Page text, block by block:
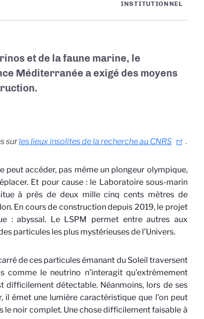
INSTITUTIONNEL
et de la faune marine, le
Méditerranée a exigé des moyens
surles lieux insolites de la recherche au CNRS .
peut accéder, pas même un plongeur olympique,
Et pour cause : le Laboratoire sous-marin
à près de deux mille cinq cents mètres de
En cours de construction depuis 2019, le projet
: abyssal. Le LSPM permet entre autres aux
particules les plus mystérieuses de l’Univers.
de ces particules émanant du Soleil traversent
comme le neutrino n’interagit qu’extrêmement
difficilement détectable. Néanmoins, lors de ses
il émet une lumière caractéristique que l’on peut
le noir complet. Une chose difficilement faisable à